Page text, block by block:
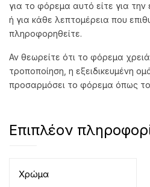
για το φόρεμα αυτό είτε για
ή για κάθε λεπτομέρεια που
πληροφορηθείτε.
Αν θεωρείτε ότι το φόρεμα
τροποποίηση, η εξειδικευμένη
προσαρμόσει το φόρεμα όπως το
Επιπλέον
Χρώμα